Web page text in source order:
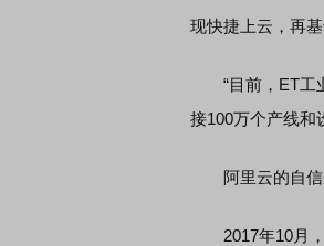
现快捷上云，再
“目前，ET工业
接100万个产线和
阿里云的自信
2017年10月，